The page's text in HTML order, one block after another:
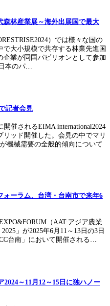
森林産業展～海外出展国で最大
）では様々な国の
大小規模で共存する林業先進国
企業が同国パビリオンとして参加
本のパ…
記者会見
開催されるEIMA international2024
ッド開催した。会見の中でマリ
機械需要の全般的傾向について
ォーラム、台湾・台南市で来年6
（AAT:アジア農業
」が2025年6月11～13日の3日
台南」において開催される…
～11月12～15日に独ハノー